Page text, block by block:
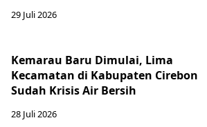
29 Juli 2026
Kemarau Baru Dimulai, Lima
Kecamatan di Kabupaten Cirebon
Sudah Krisis Air Bersih
28 Juli 2026